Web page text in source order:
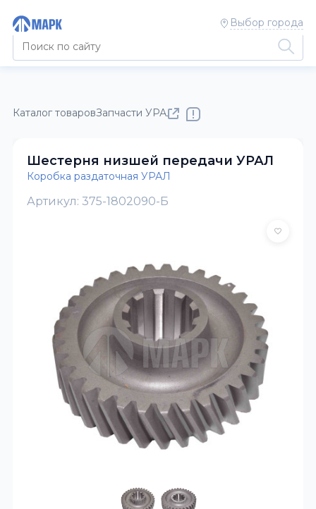
Выбор города
Каталог товаровЗапчасти УРАЛКоробка раздаточная
Шестерня низшей передачи УРАЛ
Коробка раздаточная УРАЛ
Артикул: 375-1802090-Б